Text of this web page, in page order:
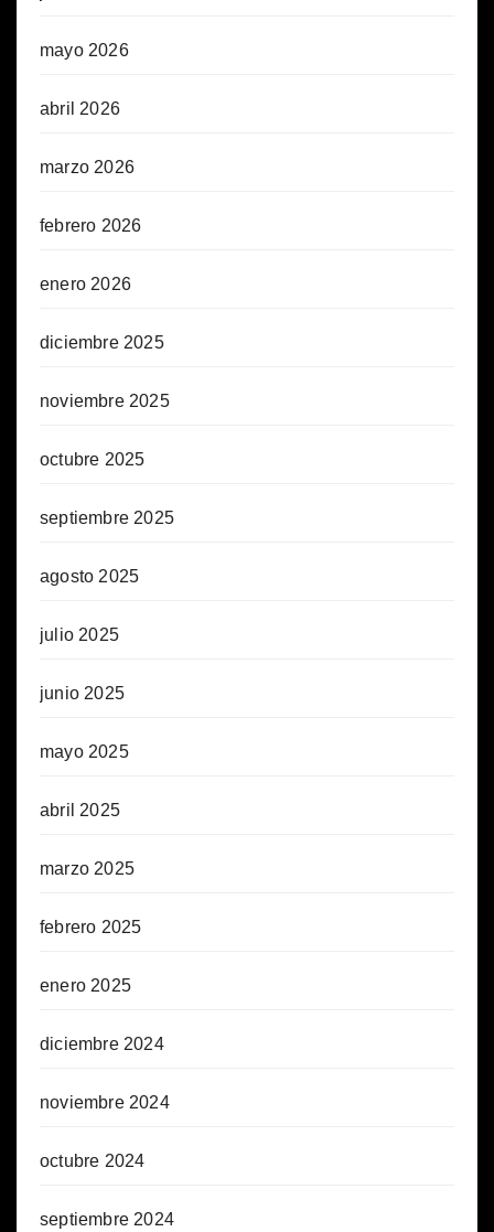
mayo 2026
abril 2026
marzo 2026
febrero 2026
enero 2026
diciembre 2025
noviembre 2025
octubre 2025
septiembre 2025
agosto 2025
julio 2025
junio 2025
mayo 2025
abril 2025
marzo 2025
febrero 2025
enero 2025
diciembre 2024
noviembre 2024
octubre 2024
septiembre 2024